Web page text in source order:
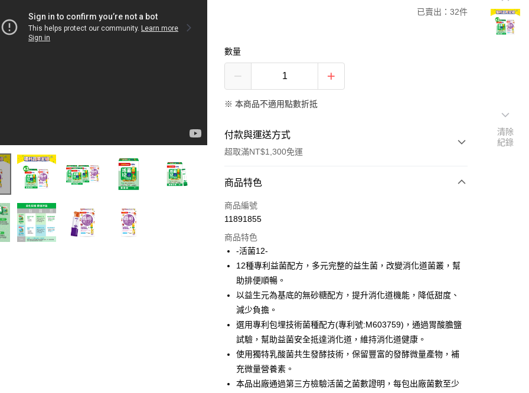
已賣出：32件
數量
※ 本商品不適用點數折抵
付款與運送方式
超取滿NT$1,300免運
付款方式
信用卡一次付款
LINE Pay
Apple Pay
街口支付
悠遊付
Google Pay
全盈+PAY
大哥付你分期
商品特色
商品編號
11891855
商品特色
-活菌12-
12種專利益菌配方，多元完整的益生菌，改變消化道菌叢，幫
助排便順暢。
以益生元為基底的無砂糖配方，提升消化道機能，降低甜度、
減少負擔。
選用專利包埋技術菌種配方(專利號:M603759)，通過胃酸膽鹽
試驗，幫助益菌安全抵達消化道，維持消化道健康。
使用獨特乳酸菌共生發酵技術，保留豐富的發酵微量產物，補
充微量營養素。
本品出廠通過第三方檢驗活菌之菌數證明，每包出廠菌數至少
清除
紀錄